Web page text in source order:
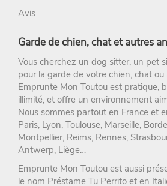
Avis
Garde de chien, chat et autres
Vous cherchez un dog sitter, un pet
pour la garde de votre chien, chat
Emprunte Mon Toutou est pratique,
illimité, et offre un environnement
Nous sommes partout en France et
Paris, Lyon, Toulouse, Marseille,
Montpellier, Reims, Rennes,
Antwerp, Liège…
Emprunte Mon Toutou est aussi
le nom Préstame Tu Perrito et en